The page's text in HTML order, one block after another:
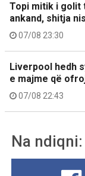
Topi mitik i golit
ankand, shitja
07/08 23:30
Liverpool hedh
e majme që
07/08 22:43
Na ndiqni: